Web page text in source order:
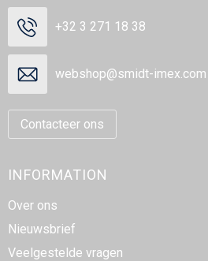
+32 3 271 18 38
webshop@smidt-imex.com
Contacteer ons
INFORMATION
Over ons
Nieuwsbrief
Veelgestelde vragen